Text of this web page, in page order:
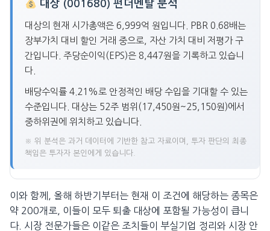
대상 (001680) 펀더멘탈 분석
대상의 현재 시가총액은 6,999억 원입니다. PBR 0.68배는
장부가치 대비 할인 거래 중으로, 자산 가치 대비 저평가 구
간입니다. 주당순이익(EPS)은 8,447원을 기록하고 있습니
다.
배당수익률 4.21%로 안정적인 배당 수입을 기대할 수 있는
수준입니다. 대상는 52주 범위(17,450원~25,150원)에서
중하위권에 위치하고 있습니다.
※ 위 분석은 과거 데이터에 기반한 참고 자료이며, 투자 판단의 최종
책임은 투자자 본인에게 있습니다.
이와 함께, 올해 하반기부터는 현재 이 조건에 해당하는 종목은
약 200개로, 이들이 모두 퇴출 대상에 포함될 가능성이 큽니
다. 시장 전문가들은 이같은 조치들이 부실기업 정리와 시장 안